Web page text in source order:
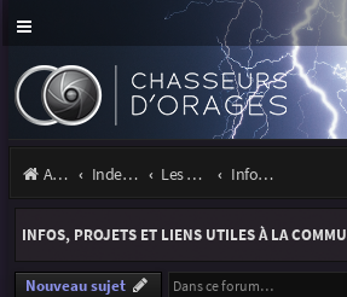
Accueil Index du forum Les orages Infos, projets et liens utiles à la communauté
INFOS, PROJETS ET LIENS UTILES À LA
Nouveau sujet